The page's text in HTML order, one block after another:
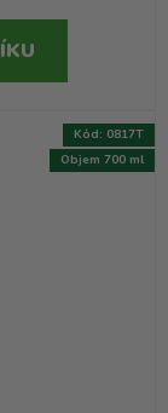
Objem 700 ml
Kód: 0817T